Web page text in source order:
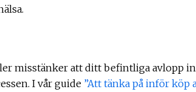
misstänker att ditt befintliga avlopp
I vår guide ”Att tänka på inför köp